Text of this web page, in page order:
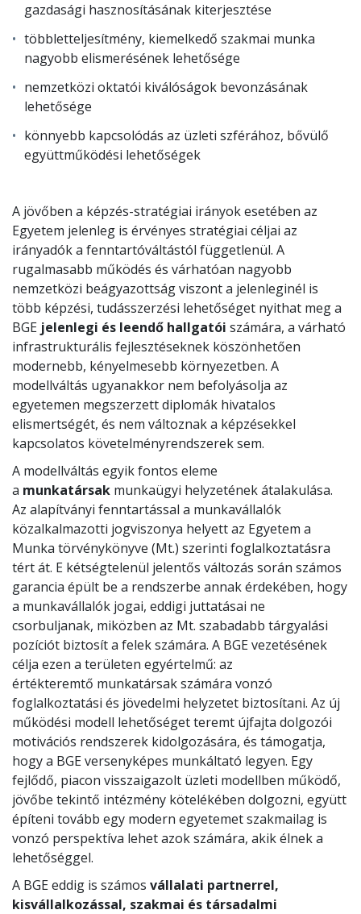
gazdasági hasznosításának kiterjesztése
többletteljesítmény, kiemelkedő szakmai munka
nagyobb elismerésének lehetősége
nemzetközi oktatói kiválóságok bevonzásának
lehetősége
könnyebb kapcsolódás az üzleti szférához, bővülő
együttműködési lehetőségek
A jövőben a képzés-stratégiai irányok esetében az
Egyetem jelenleg is érvényes stratégiai céljai az
irányadók a fenntartóváltástól függetlenül. A
rugalmasabb működés és várhatóan nagyobb
nemzetközi beágyazottság viszont a jelenleginél is
több képzési, tudásszerzési lehetőséget nyithat meg a
BGE jelenlegi és leendő hallgatói számára, a várható
infrastrukturális fejlesztéseknek köszönhetően
modernebb, kényelmesebb környezetben. A
modellváltás ugyanakkor nem befolyásolja az
egyetemen megszerzett diplomák hivatalos
elismertségét, és nem változnak a képzésekkel
kapcsolatos követelményrendszerek sem.
A modellváltás egyik fontos eleme
a munkatársak munkaügyi helyzetének átalakulása.
Az alapítványi fenntartással a munkavállalók
közalkalmazotti jogviszonya helyett az Egyetem a
Munka törvénykönyve (Mt.) szerinti foglalkoztatásra
tért át. E kétségtelenül jelentős változás során számos
garancia épült be a rendszerbe annak érdekében, hogy
a munkavállalók jogai, eddigi juttatásai ne
csorbuljanak, miközben az Mt. szabadabb tárgyalási
pozíciót biztosít a felek számára. A BGE vezetésének
célja ezen a területen egyértelmű: az
értékteremtő munkatársak számára vonzó
foglalkoztatási és jövedelmi helyzetet biztosítani. Az új
működési modell lehetőséget teremt újfajta dolgozói
motivációs rendszerek kidolgozására, és támogatja,
hogy a BGE versenyképes munkáltató legyen. Egy
fejlődő, piacon visszaigazolt üzleti modellben működő,
jövőbe tekintő intézmény kötelékében dolgozni, együtt
építeni tovább egy modern egyetemet szakmailag is
vonzó perspektíva lehet azok számára, akik élnek a
lehetőséggel.
A BGE eddig is számos vállalati partnerrel,
kisvállalkozással, szakmai és társadalmi